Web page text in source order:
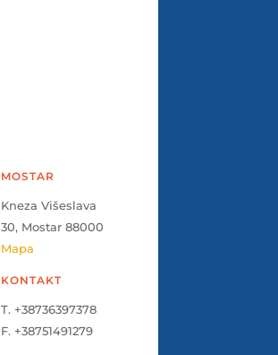
MOSTAR
Kneza Višeslava
30, Mostar 88000
Mapa
KONTAKT
T. +38736397378
F. +38751491279